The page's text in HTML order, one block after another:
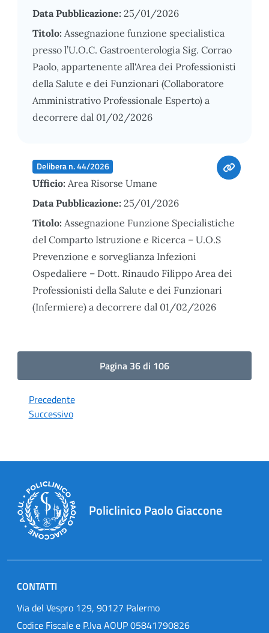
Data Pubblicazione: 25/01/2026
Titolo: Assegnazione funzione specialistica
presso l’U.O.C. Gastroenterologia Sig. Corrao
Paolo, appartenente all'Area dei Professionisti
della Salute e dei Funzionari (Collaboratore
Amministrativo Professionale Esperto) a
decorrere dal 01/02/2026
Delibera n. 44/2026
Ufficio: Area Risorse Umane
Data Pubblicazione: 25/01/2026
Titolo: Assegnazione Funzione Specialistiche
del Comparto Istruzione e Ricerca – U.O.S
Prevenzione e sorveglianza Infezioni
Ospedaliere – Dott. Rinaudo Filippo Area dei
Professionisti della Salute e dei Funzionari
(Infermiere) a decorrere dal 01/02/2026
Pagina 36 di 106
Precedente
Successivo
Policlinico Paolo Giaccone
CONTATTI
Via del Vespro 129, 90127 Palermo
Codice Fiscale e P.Iva AOUP 05841790826